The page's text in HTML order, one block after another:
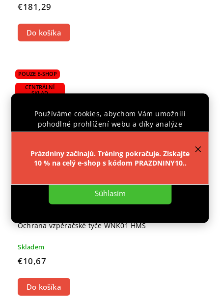
Používáme cookies, abychom Vám umožnili
pohodlné prohlížení webu a díky analýze
provozu webu neustále zlepšovali jeho funkce,
Nastavenie
Súhlasím
Prázdniny začínajú. Tréning pokračuje. Získajte
10 % na celý e-shop s kódom PRAZDNINY10..
€181,29
Do košíka
POUZE E-SHOP
CENTRÁLNÍ
SKLAD
Ochrana vzpěračské tyče WNK01 HMS
Skladem
€10,67
Do košíka